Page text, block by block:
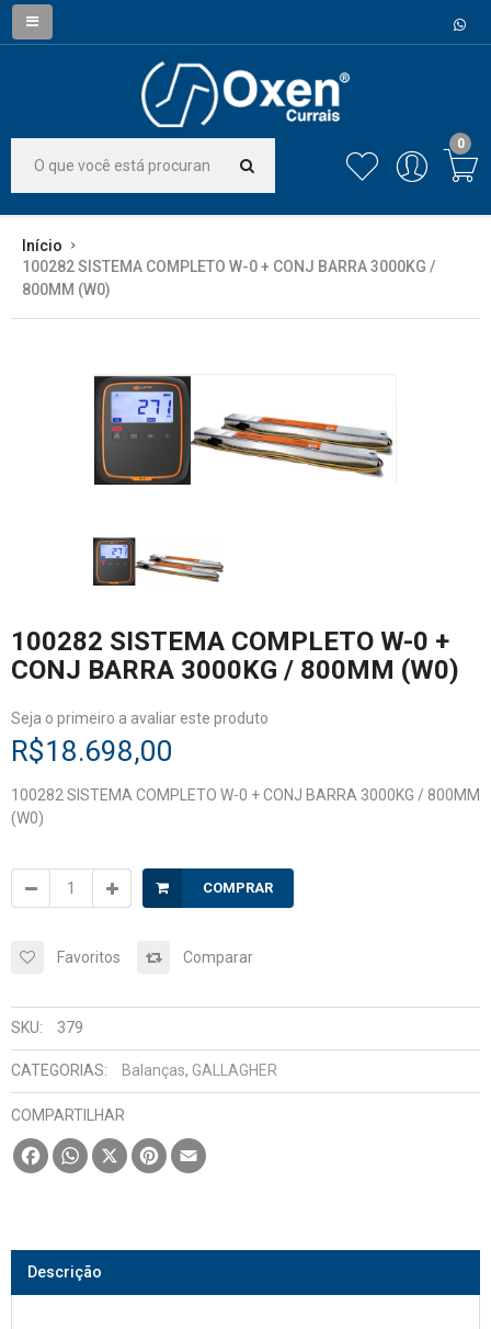
0
Início
100282 SISTEMA COMPLETO W-0 + CONJ BARRA 3000KG /
800MM (W0)
100282 SISTEMA COMPLETO W-0 +
CONJ BARRA 3000KG / 800MM (W0)
Seja o primeiro a avaliar este produto
R$18.698,00
100282 SISTEMA COMPLETO W-0 + CONJ BARRA 3000KG / 800MM
(W0)
COMPRAR
Favoritos Comparar
SKU: 379
CATEGORIAS: Balanças, GALLAGHER
COMPARTILHAR
FacebookWhatsApp
X Pinterest
Descrição